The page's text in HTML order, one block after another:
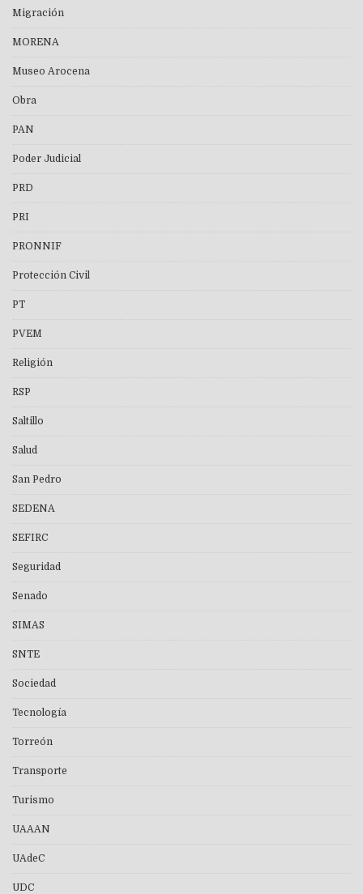
Migración
MORENA
Museo Arocena
Obra
PAN
Poder Judicial
PRD
PRI
PRONNIF
Protección Civil
PT
PVEM
Religión
RSP
Saltillo
Salud
San Pedro
SEDENA
SEFIRC
Seguridad
Senado
SIMAS
SNTE
Sociedad
Tecnología
Torreón
Transporte
Turismo
UAAAN
UAdeC
UDC